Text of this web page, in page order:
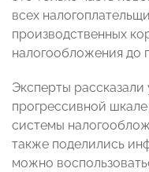
всех
производственных
налогообложения до
Эксперты рассказали
прогрессивной
системы
также поделились
можно